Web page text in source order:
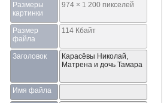
Размеры
картинки
974 × 1 200 пикселей
Размер
файла
114 Кбайт
Заголовок
Карасёвы Николай,
Матрена и дочь Тамара
Имя файла